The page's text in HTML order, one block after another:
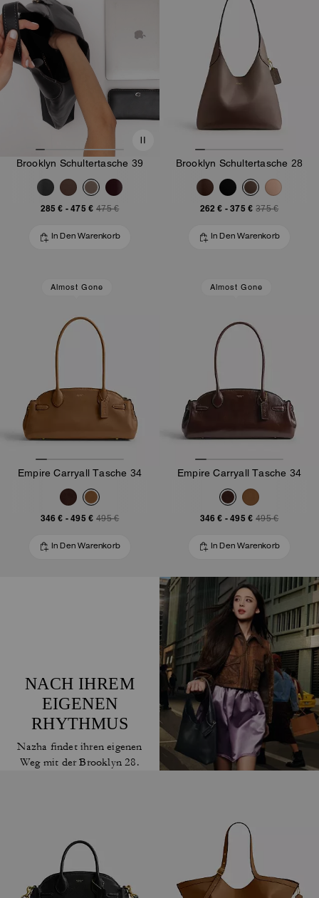
Brooklyn Schultertasche 39
285 € -475 € 475 €
In Den Warenkorb
Brooklyn Schultertasche 28
262 € -375 € 375 €
In Den Warenkorb
Almost Gone
Empire Carryall Tasche 34
346 € -495 € 495 €
In Den Warenkorb
Almost Gone
Empire Carryall Tasche 34
346 € -495 € 495 €
In Den Warenkorb
NACH IHREM
EIGENEN
RHYTHMUS
Nazha findet ihren eigenen
Weg mit der Brooklyn 28.